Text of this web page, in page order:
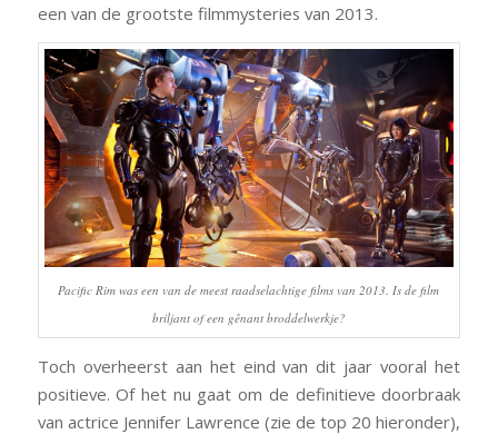
een van de grootste filmmysteries van 2013.
Pacific Rim was een van de meest raadselachtige films van 2013. Is de film
briljant of een gênant broddelwerkje?
Toch overheerst aan het eind van dit jaar vooral het
positieve. Of het nu gaat om de definitieve doorbraak
van actrice Jennifer Lawrence (zie de top 20 hieronder),